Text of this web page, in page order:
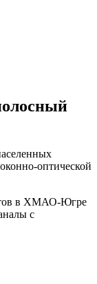
оптической
в ХМАО-Югре
с